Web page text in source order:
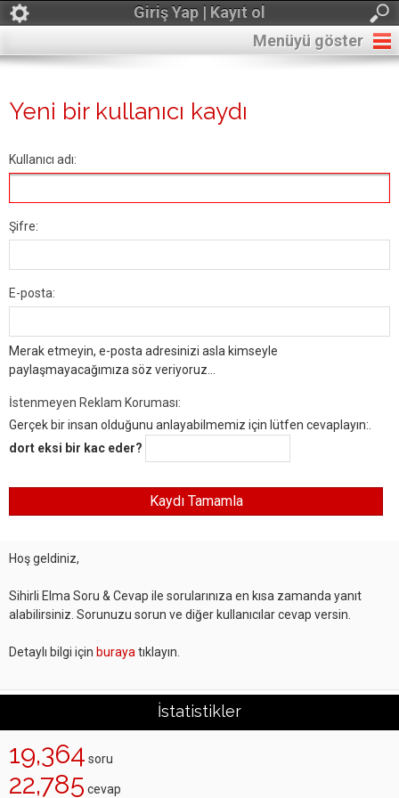
Giriş Yap | Kayıt ol
Menüyü göster
Yeni bir kullanıcı kaydı
Kullanıcı adı:
Şifre:
E-posta:
Merak etmeyin, e-posta adresinizi asla kimseyle
paylaşmayacağımıza söz veriyoruz...
İstenmeyen Reklam Koruması:
Gerçek bir insan olduğunu anlayabilmemiz için lütfen cevaplayın:.
dort eksi bir kac eder?
Hoş geldiniz,
Sihirli Elma Soru & Cevap ile sorularınıza en kısa zamanda yanıt
alabilirsiniz. Sorunuzu sorun ve diğer kullanıcılar cevap versin.
Detaylı bilgi için buraya tıklayın.
İstatistikler
19,364 soru
22,785 cevap